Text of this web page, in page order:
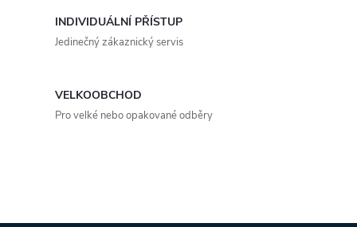
INDIVIDUÁLNÍ PŘÍSTUP
Jedinečný zákaznický servis
VELKOOBCHOD
Pro velké nebo opakované odběry